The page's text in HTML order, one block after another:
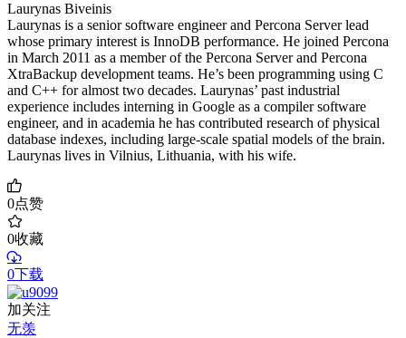
Laurynas Biveinis
Laurynas is a senior software engineer and Percona Server lead
whose primary interest is InnoDB performance. He joined Percona
in March 2011 as a member of the Percona Server and Percona
XtraBackup development teams. He’s been programming using C
and C++ for almost two decades. Laurynas’ past industrial
experience includes interning in Google as a compiler software
engineer, and in academia he has contributed research of physical
database indexes, including large-scale spatial models of the brain.
Laurynas lives in Vilnius, Lithuania, with his wife.
0点赞
0收藏
0下载
加关注
无羡